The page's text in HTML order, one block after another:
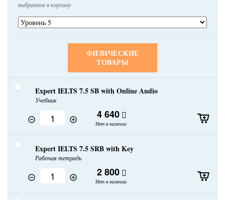
выбранное в корзину
ФИЗИЧЕСКИЕ
ТОВАРЫ
Expert IELTS 7.5 SB with Online Audio
Учебник
4 640
Нет в наличии
Expert IELTS 7.5 SRB with Key
Рабочая тетрадь
2 800
Нет в наличии